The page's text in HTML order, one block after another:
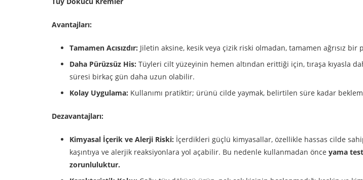
Avantajları:
Tamamen Acısızdır: Jiletin aksine, kesik veya çizik riski olmadan, tamamen ağrısız bir
Daha Pürüzsüz His: Tüyleri cilt yüzeyinin hemen altından erittiği için, tıraşa kıyasla
süresi birkaç gün daha uzun olabilir.
Kolay Uygulama: Kullanımı pratiktir; ürünü cilde yaymak, belirtilen süre kadar
Dezavantajları:
Kimyasal İçerik ve Alerji Riski: İçerdikleri güçlü kimyasallar, özellikle hassas cilde
kaşıntıya ve alerjik reaksiyonlara yol açabilir. Bu nedenle kullanmadan önce yama
zorunluluktur.